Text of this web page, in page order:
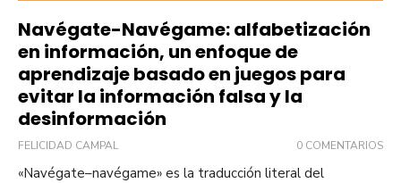
Navégate-Navégame: alfabetización
en información, un enfoque de
aprendizaje basado en juegos para
evitar la información falsa y la
desinformación
FELICIDAD CAMPAL 0 COMENTARIOS
«Navégate–navégame» es la traducción literal del